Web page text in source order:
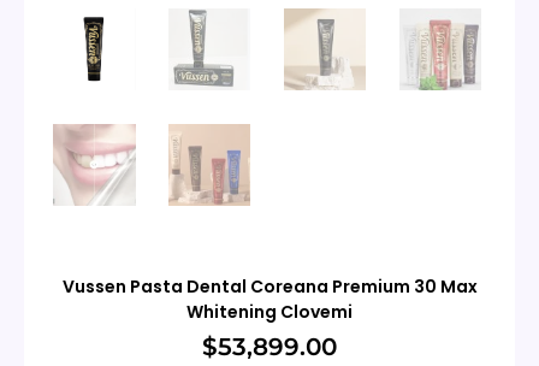
Vussen Pasta Dental Coreana Premium 30 Max
Whitening Clovemi
$53,899.00